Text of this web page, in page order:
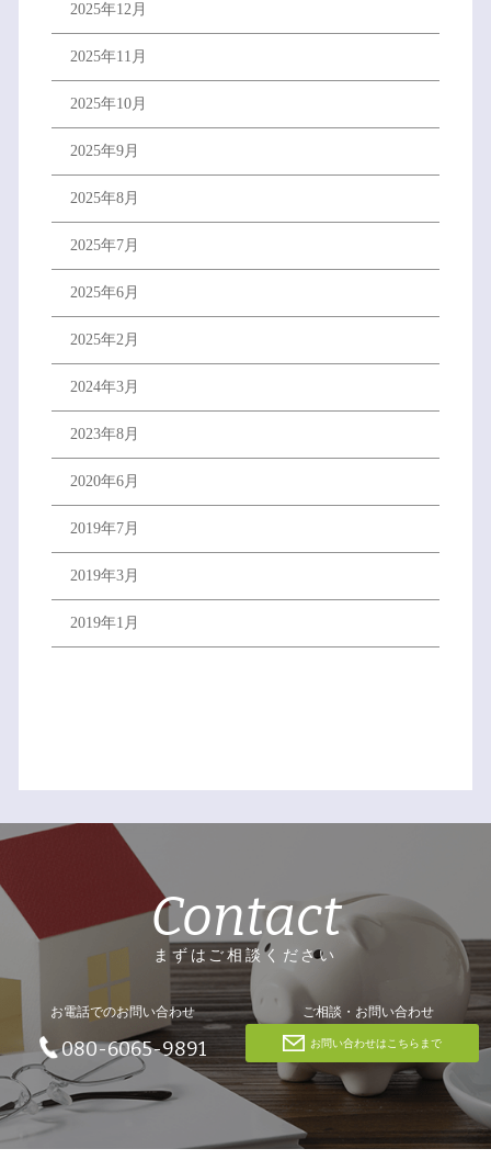
2025年12月
2025年11月
2025年10月
2025年9月
2025年8月
2025年7月
2025年6月
2025年2月
2024年3月
2023年8月
2020年6月
2019年7月
2019年3月
2019年1月
Contact
まずはご相談ください
お電話でのお問い合わせ
080-6065-9891
ご相談・お問い合わせ
お問い合わせはこちらまで